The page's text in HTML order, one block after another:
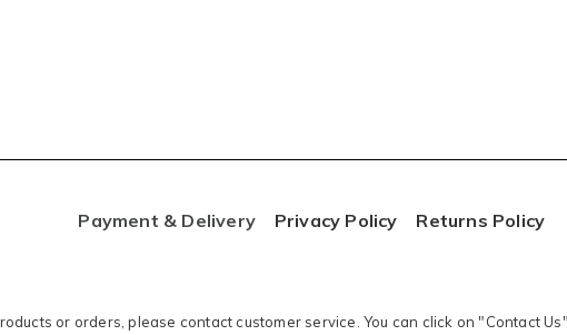
Payment & Delivery Privacy Policy Returns Policy
or orders, please contact customer service. You can click on "Contact